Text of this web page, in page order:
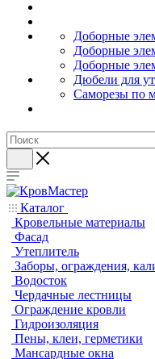
Доборные
Доборные
Доборные
Дюбели для
Саморезы по
Каталог
Кровельные материалы
Фасад
Утеплитель
Заборы, ограждения,
Водосток
Чердачные лестницы
Ограждение кровли
Гидроизоляция
Пены, клеи, герметики
Мансардные окна